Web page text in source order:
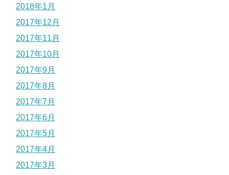
2018年1月
2017年12月
2017年11月
2017年10月
2017年9月
2017年8月
2017年7月
2017年6月
2017年5月
2017年4月
2017年3月